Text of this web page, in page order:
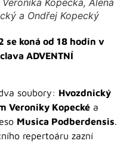
a Ondřej Kopecký
se koná od 18 hodin v
ADVENTNÍ
soubory: Hvozdnický
Veroniky Kopecké a
Musica Podberdensis.
repertoáru zazní